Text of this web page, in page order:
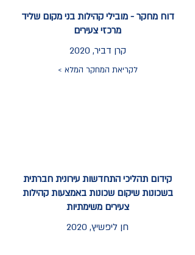
דוח מחקר - מובילי קהילות בני מקום שליד
מרכזי צעירים
קרן דביר, 2020
לקריאת המחקר המלא >
קידום תהליכי התחדשות עירונית חברתית
בשכונות שיקום שכונות באמצעות קהילות
צעירים משימתיות
חן ליפשיץ, 2020